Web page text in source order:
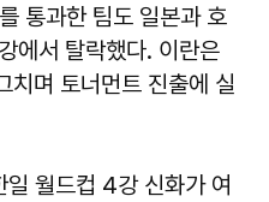
통과한 팀도 일본과 호
에서 탈락했다. 이란은
치며 토너먼트 진출에 실
월드컵 4강 신화가 여